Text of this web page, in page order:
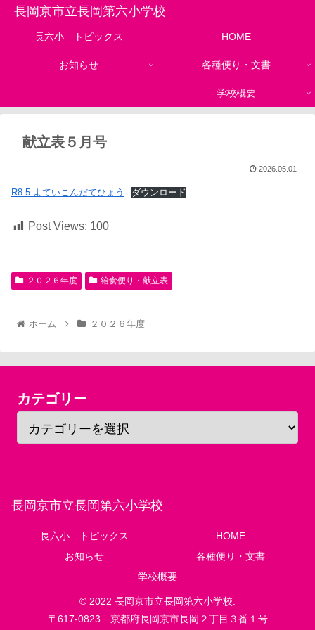
長岡京市立長岡第六小学校
長六小 トピックス HOME
お知らせ 各種便り・文書
学校概要
献立表５月号
2026.05.01
R8.5 よていこんだてひょう ダウンロード
Post Views: 100
２０２６年度 給食便り・献立表
ホーム ２０２６年度
カテゴリー
長岡京市立長岡第六小学校
長六小 トピックス
HOME
お知らせ
各種便り・文書
学校概要
© 2022 長岡京市立長岡第六小学校.
〒617-0823 京都府長岡京市長岡２丁目３番１号